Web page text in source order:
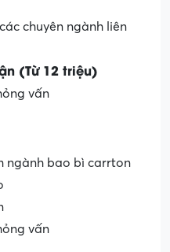
chuyên ngành liên
(Từ 12 triệu)
vấn
ngành bao bì carrton
vấn